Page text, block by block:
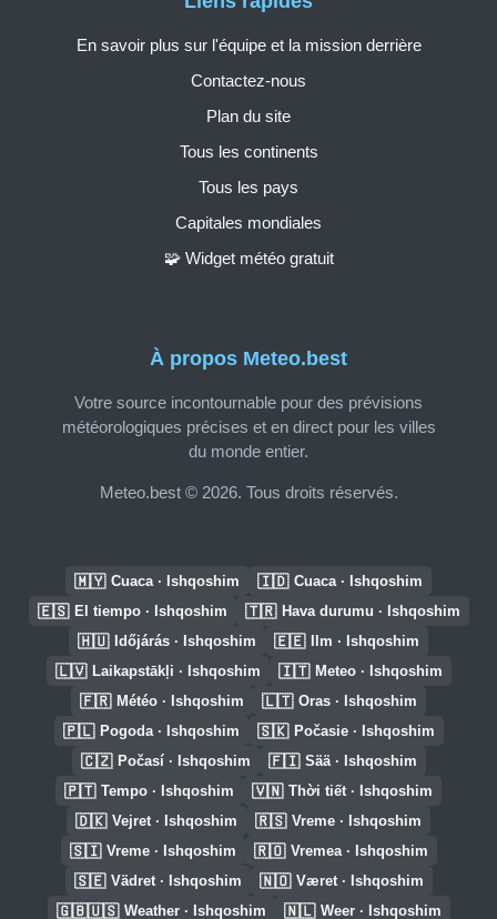
À propos Meteo.best
Votre source incontournable pour des prévisions
météorologiques précises et en direct pour les villes
du monde entier.
Meteo.best © 2026. Tous droits réservés.
En savoir plus sur l'équipe et la mission derrière
Contactez-nous
Plan du site
Tous les continents
Tous les pays
Capitales mondiales
🧩 Widget météo gratuit
🇲🇾 Cuaca · Ishqoshim 🇮🇩 Cuaca · Ishqoshim
🇪🇸 El tiempo · Ishqoshim 🇹🇷 Hava durumu · Ishqoshim
🇭🇺 Időjárás · Ishqoshim 🇪🇪 Ilm · Ishqoshim
🇱🇻 Laikapstākļi · Ishqoshim 🇮🇹 Meteo · Ishqoshim
🇫🇷 Météo · Ishqoshim 🇱🇹 Oras · Ishqoshim
🇵🇱 Pogoda · Ishqoshim 🇸🇰 Počasie · Ishqoshim
🇨🇿 Počasí · Ishqoshim 🇫🇮 Sää · Ishqoshim
🇵🇹 Tempo · Ishqoshim 🇻🇳 Thời tiết · Ishqoshim
🇩🇰 Vejret · Ishqoshim 🇷🇸 Vreme · Ishqoshim
🇸🇮 Vreme · Ishqoshim 🇷🇴 Vremea · Ishqoshim
🇸🇪 Vädret · Ishqoshim 🇳🇴 Været · Ishqoshim
🇬🇧🇺🇸 Weather · Ishqoshim 🇳🇱 Weer · Ishqoshim